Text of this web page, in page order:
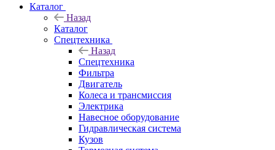
Каталог
Назад
Каталог
Спецтехника
Назад
Спецтехника
Фильтра
Двигатель
Колеса и трансмиссия
Электрика
Навесное оборудование
Гидравлическая система
Кузов